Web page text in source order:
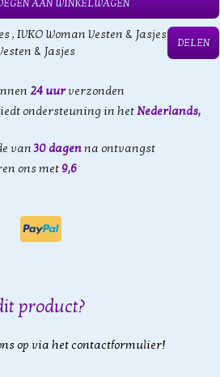
AAN WINKELWAGEN
, IVKO Woman Vesten & Jasjes
& Jasjes
DELEN
24 uurverzonden
ondersteuning in hetNederlands,
van30 dagenna ontvangst
ons met 9,6
product?
op via het contactformulier!